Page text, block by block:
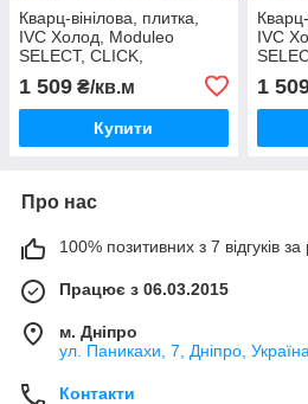
Кварц-вінілова, плитка,
IVC Холод, Moduleo
SELECT, CLICK,
товщина 4,5 мм, замковий
1 509 ₴/кв.м
Купити
Кварц-
IVC
1
Про нас
100% позитивних з 7 відгуків за
Працює з 06.03.2015
м. Дніпро
ул. Паникахи, 7, Дніпро, Україна
Контакти